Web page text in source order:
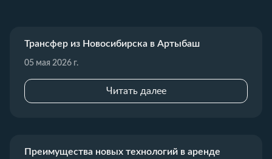
Трансфер из Новосибирска в Артыбаш
05 мая 2026 г.
Читать далее
Преимущества новых технологий в аренде